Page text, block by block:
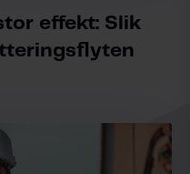
effekt: Slik